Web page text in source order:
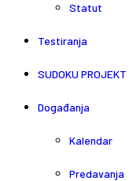
Statut
Testiranja
SUDOKU PROJEKT
Događanja
Kalendar
Predavanja